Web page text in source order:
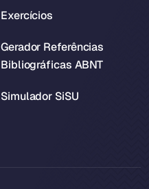
Exercícios
Gerador Referências
Bibliográficas ABNT
Simulador SiSU